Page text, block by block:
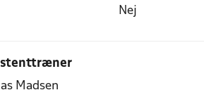
Nej
Madsen